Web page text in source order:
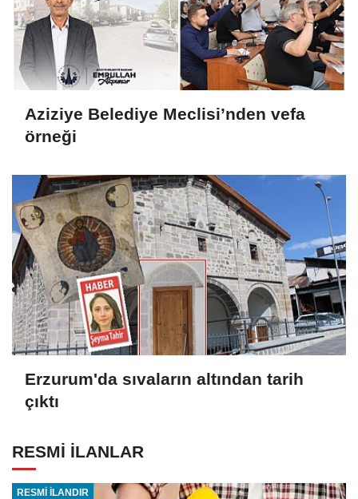
Aziziye Belediye Meclisi’nden vefa
örneği
Erzurum'da sıvaların altından tarih
çıktı
RESMİ İLANLAR
RESMİ İLANDIR